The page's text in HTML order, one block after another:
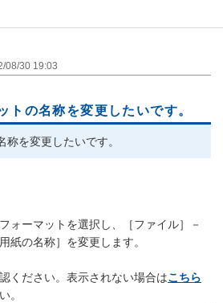
08/30 19:03
トの名称を変更したいです。
を変更したいです。
ォーマットを選択し、［ファイル］－
紙の名称］を変更します。
ください。表示されない場合はこちら
。